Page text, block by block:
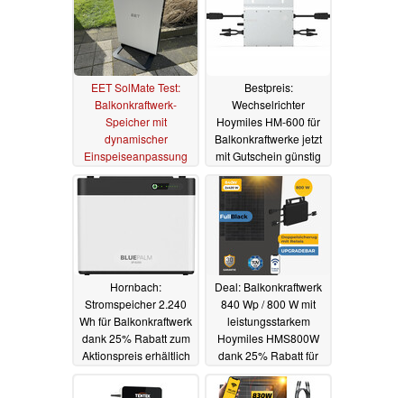
EET SolMate Test:
Balkonkraftwerk-
Speicher mit
dynamischer
Einspeiseanpassung
ohne Smart Meter
30.09.2024
Bestpreis:
Wechselrichter
Hoymiles HM-600 für
Balkonkraftwerke jetzt
mit Gutschein günstig
erhältlich04.12.2023
Hornbach:
Stromspeicher 2.240
Wh für Balkonkraftwerk
dank 25% Rabatt zum
Aktionspreis erhältlich
Deal: Balkonkraftwerk
840 Wp / 800 W mit
leistungsstarkem
Hoymiles HMS800W
dank 25% Rabatt für
günstige 299 Euro
inklusive Versand